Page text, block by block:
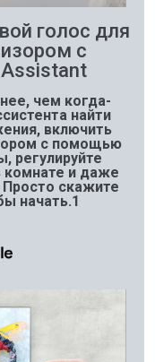
голос для
с
чем когда-
найти
включить
с помощью
регулируйте
комнате и даже
скажите
начать.1